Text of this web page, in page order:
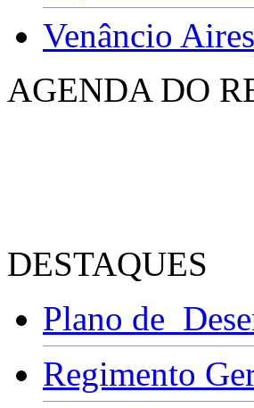
Venâncio Aires
AGENDA DO
DESTAQUES
Plano de
Regimento